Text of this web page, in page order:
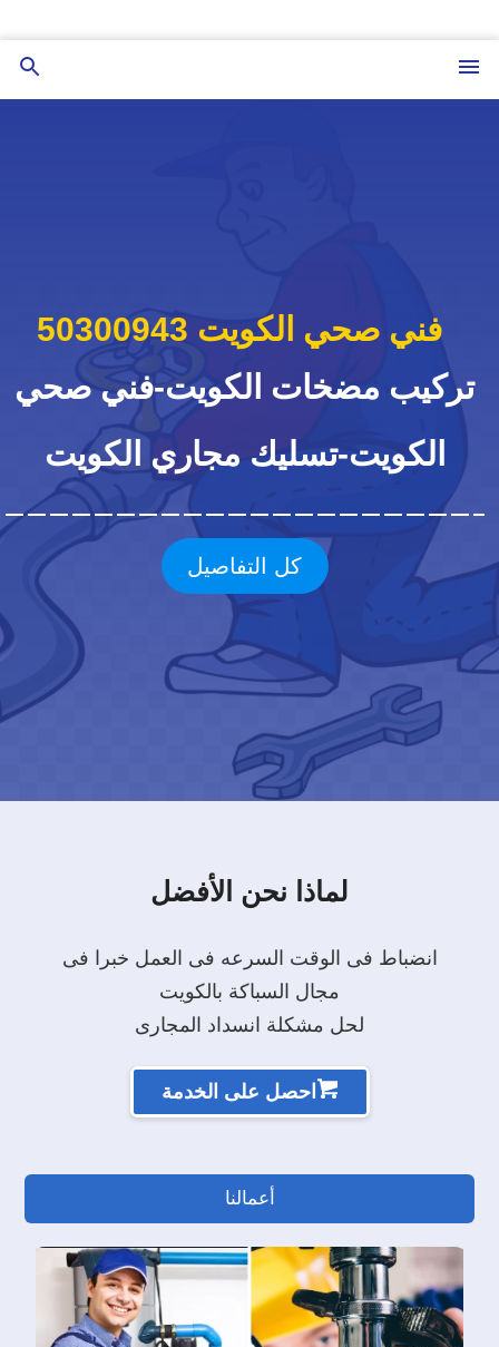
إلى
المحتوى
فني صحي الكويت 50300943
تركيب مضخات الكويت-فني صحي
الكويت-تسليك مجاري الكويت
كل التفاصيل
أعمالنا
لماذا نحن الأفضل
انضباط فى الوقت السرعه فى العمل خبرا فى
مجال السباكة بالكويت
لحل مشكلة انسداد المجارى
احصل على الخدمة